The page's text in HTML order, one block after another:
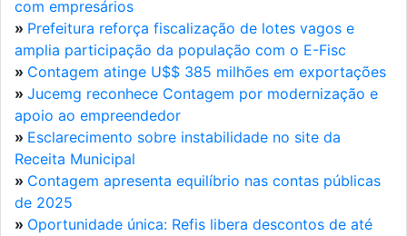
com empresários
» Prefeitura reforça fiscalização de lotes vagos e
amplia participação da população com o E-Fisc
» Contagem atinge U$$ 385 milhões em exportações
» Jucemg reconhece Contagem por modernização e
apoio ao empreendedor
» Esclarecimento sobre instabilidade no site da
Receita Municipal
» Contagem apresenta equilíbrio nas contas públicas
de 2025
» Oportunidade única: Refis libera descontos de até